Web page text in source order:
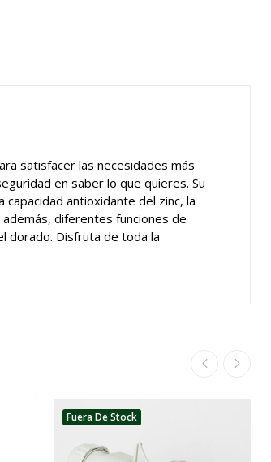
satisfacer las necesidades más
en saber lo que quieres. Su
antioxidante del zinc, la
diferentes funciones de
dorado. Disfruta de toda la
Fuera De Stock